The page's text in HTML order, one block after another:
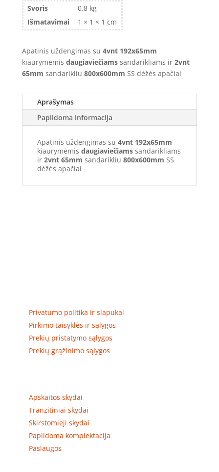
Svoris
0.8 kg
Išmatavimai
1 × 1 × 1 cm
Apatinis uždengimas su 4vnt 192x65mm
kiaurymėmis daugiaviečiamssandarikliams ir 2vnt
65mm sandarikliu 800x600mm SS dėžės apačiai
Aprašymas
Papildoma informacija
Apatinis uždengimas su 4vnt 192x65mm
kiaurymėmis daugiaviečiamssandarikliams
ir 2vnt 65mm sandarikliu 800x600mm SS
dėžės apačiai
Privatumo politika ir slapukai
Pirkimo taisyklės ir sąlygos
Prekių pristatymo sąlygos
Prekių grąžinimo sąlygos
Apskaitos skydai
Tranzitiniai skydai
Skirstomieji skydai
Papildoma komplektacija
Paslaugos